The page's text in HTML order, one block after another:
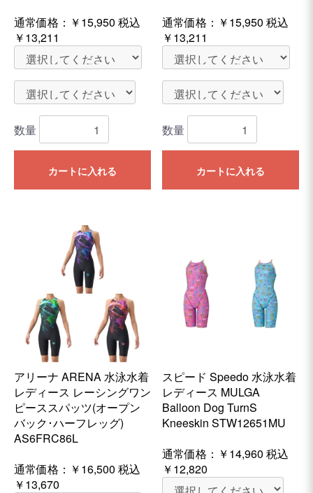
通常価格： ￥15,950 税込
￥13,211
数量
カートに入れる
通常価格： ￥15,950 税込
￥13,211
数量
カートに入れる
アリーナ ARENA 水泳水着
レディース レーシングワン
ピーススパッツ(オープン
バック･ハーフレッグ)
AS6FRC86L
通常価格： ￥16,500 税込
￥13,670
スピード Speedo 水泳水着
レディース MULGA
Balloon Dog TurnS
Kneeskin STW12651MU
通常価格： ￥14,960 税込
￥12,820